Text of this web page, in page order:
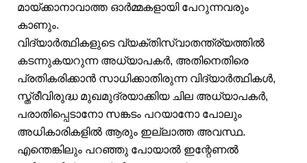
മായ്ക്കാനാവാത്ത ഓർമ്മകളായി പേറുന്നവരും
കാണും.
വിദ്യാർത്ഥികളുടെ വ്യക്തിസ്വാതന്ത്ര്യത്തിൽ
കടന്നുകയറുന്ന അധ്യാപകർ, അതിനെതിരെ
പ്രതികരിക്കാൻ സാധിക്കാതിരുന്ന വിദ്യാർത്ഥികൾ,
സ്ത്രീവിരുദ്ധ മുഖമുദ്രയാക്കിയ ചില അധ്യാപകർ,
പരാതിപ്പെടാനോ സങ്കടം പറയാനോ പോലും
അധികാരികളിൽ ആരും ഇല്ലാത്ത അവസ്ഥ.
എന്തെങ്കിലും പറഞ്ഞു പോയാൽ ഇന്റേണൽ